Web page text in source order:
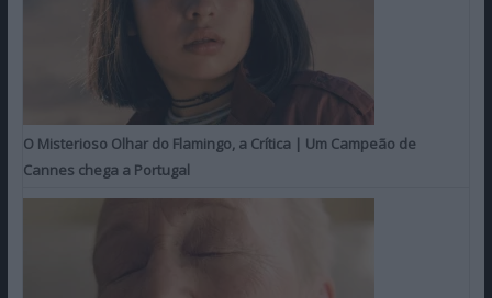
O Misterioso Olhar do Flamingo, a Crítica | Um Campeão de
Cannes chega a Portugal